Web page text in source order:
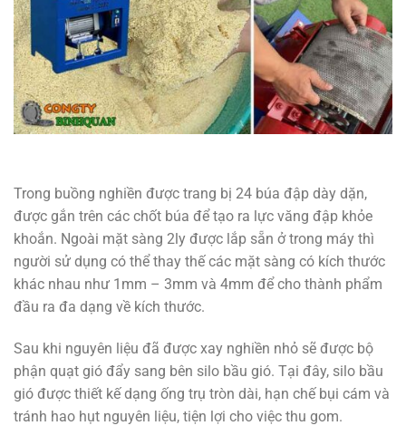
Trong buồng nghiền được trang bị 24 búa đập dày dặn,
được gắn trên các chốt búa để tạo ra lực văng đập khỏe
khoắn. Ngoài mặt sàng 2ly được lắp sẵn ở trong máy thì
người sử dụng có thể thay thế các mặt sàng có kích thước
khác nhau như 1mm – 3mm và 4mm để cho thành phẩm
đầu ra đa dạng về kích thước.
Sau khi nguyên liệu đã được xay nghiền nhỏ sẽ được bộ
phận quạt gió đẩy sang bên silo bầu gió. Tại đây, silo bầu
gió được thiết kế dạng ống trụ tròn dài, hạn chế bụi cám và
tránh hao hụt nguyên liệu, tiện lợi cho việc thu gom.